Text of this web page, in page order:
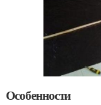
Особенности